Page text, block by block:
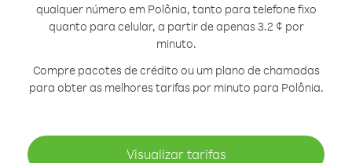
qualquer número em Polônia, tanto para telefone fixo
quanto para celular, a partir de apenas 3.2 ¢ por
minuto.
Compre pacotes de crédito ou um plano de chamadas
para obter as melhores tarifas por minuto para Polônia.
Visualizar tarifas